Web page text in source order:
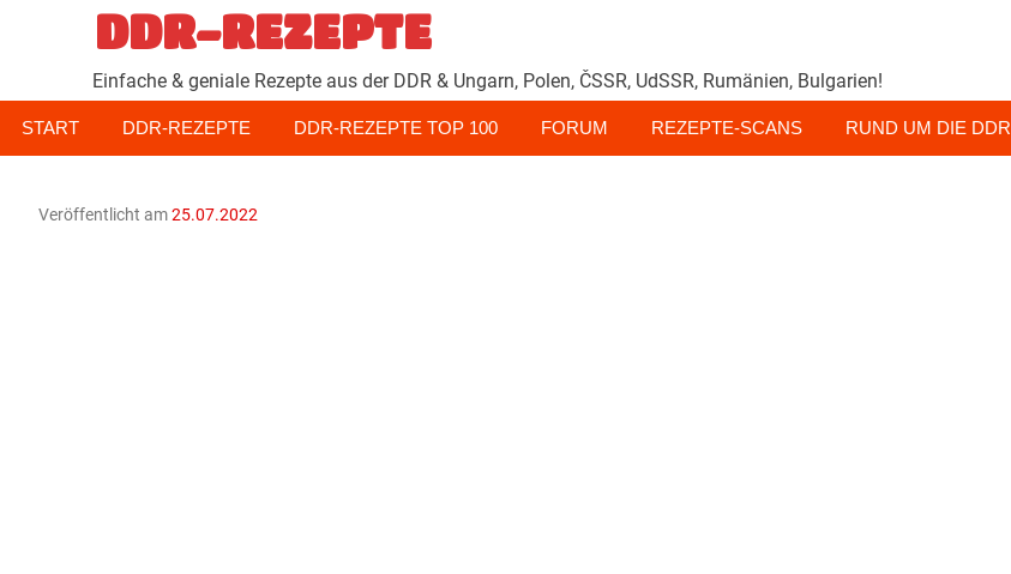
Zum
Inhalt
springen
DDR-REZEPTE
Einfache & geniale Rezepte aus der DDR & Ungarn, Polen, ČSSR, UdSSR, Rumänien, Bulgarien!
START DDR-REZEPTE DDR-REZEPTE TOP 100 FORUM REZEPTE-SCANS RUND UM DIE DDR
Veröffentlicht am25.07.2022